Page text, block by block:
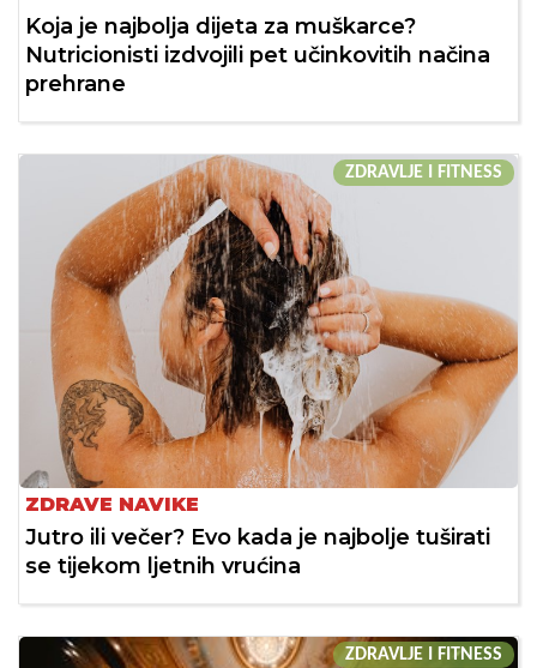
Koja je najbolja dijeta za muškarce?
Nutricionisti izdvojili pet učinkovitih načina
prehrane
ZDRAVLJE I FITNESS
ZDRAVE NAVIKE
Jutro ili večer? Evo kada je najbolje tuširati
se tijekom ljetnih vrućina
ZDRAVLJE I FITNESS